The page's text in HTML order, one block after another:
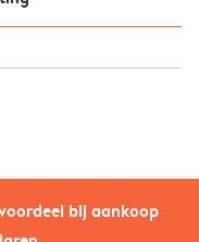
bij aankoop